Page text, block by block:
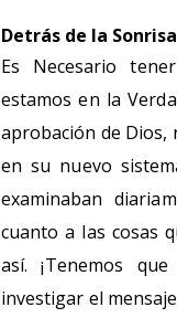
Detrásde la
Es Necesario
estamos en la
aprobación de Dios,
en su nuevo
examinaban
cuanto a las cosas
así. ¡Tenemos
investigar el